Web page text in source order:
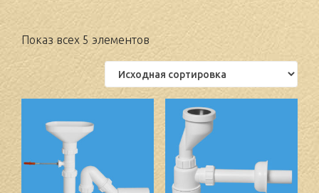
Показ всех 5 элементов